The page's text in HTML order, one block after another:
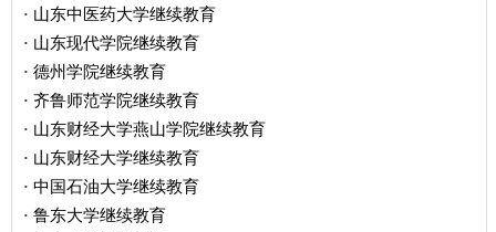
· 山东中医药大学继续教育
· 山东现代学院继续教育
· 德州学院继续教育
· 齐鲁师范学院继续教育
· 山东财经大学燕山学院继续教育
· 山东财经大学继续教育
· 中国石油大学继续教育
· 鲁东大学继续教育